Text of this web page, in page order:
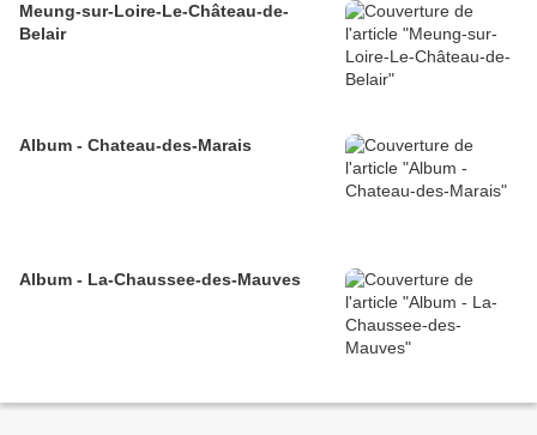
Meung-sur-Loire-Le-Château-de-
Belair
Album - Chateau-des-Marais
Album - La-Chaussee-des-Mauves